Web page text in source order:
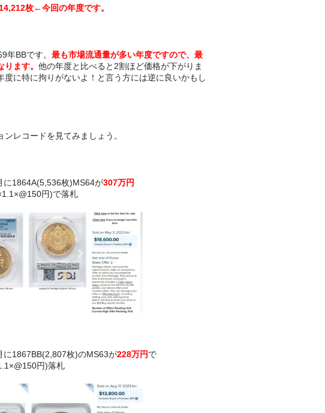
枚←今回の年度です。
年BBです。 最も市場流通量が多い年度ですので、最
ります。 他の年度と比べると2割ほど価格が下がりま
度に特に拘りがないよ！と言う方には逆に良いかもし
ンレコードを見てみましょう。
に1864A(5,536枚)MS64が307万円
円)で落札
に1867BB(2,807枚)のMS63が228万円で
円)落札